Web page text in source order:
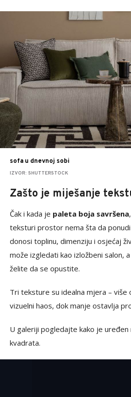
sofa u dnevnoj sobi
IZVOR: SHUTTERSTOCK
Zašto je miješanje
Čak i kada je paleta boja savršena
teksturi prostor nema šta da
donosi toplinu, dimenziju i osjećaj
može izgledati kao izložbeni salon,
želite da se opustite.
Tri teksture su idealna mjera –
vizuelni haos, dok manje ostavlja
U galeriji pogledajte kako je uređen
kvadrata.